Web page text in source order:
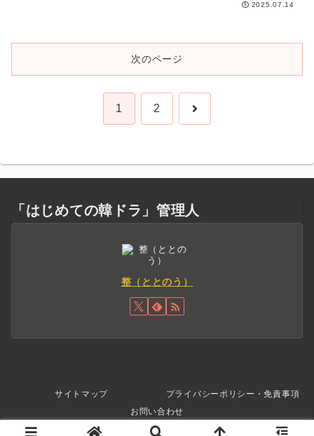
2025.07.14
次のページ
1 2 次
「はじめての韓ドラ」管理人
整（ととのう）
サイトマップ
プライバシーポリシー・免責事項
お問い合わせ